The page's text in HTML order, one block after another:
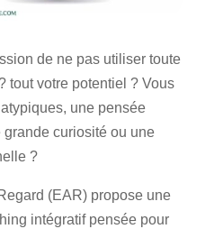
de ne pas utiliser toute
tout votre potentiel ? Vous
une pensée
curiosité ou une
?
(EAR) propose une
intégratif pensée pour